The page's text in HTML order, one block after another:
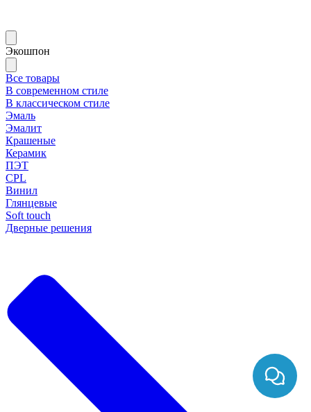
Экошпон
Все товары
В современном стиле
В классическом стиле
Эмаль
Эмалит
Крашеные
Керамик
ПЭТ
CPL
Винил
Глянцевые
Soft touch
Дверные решения